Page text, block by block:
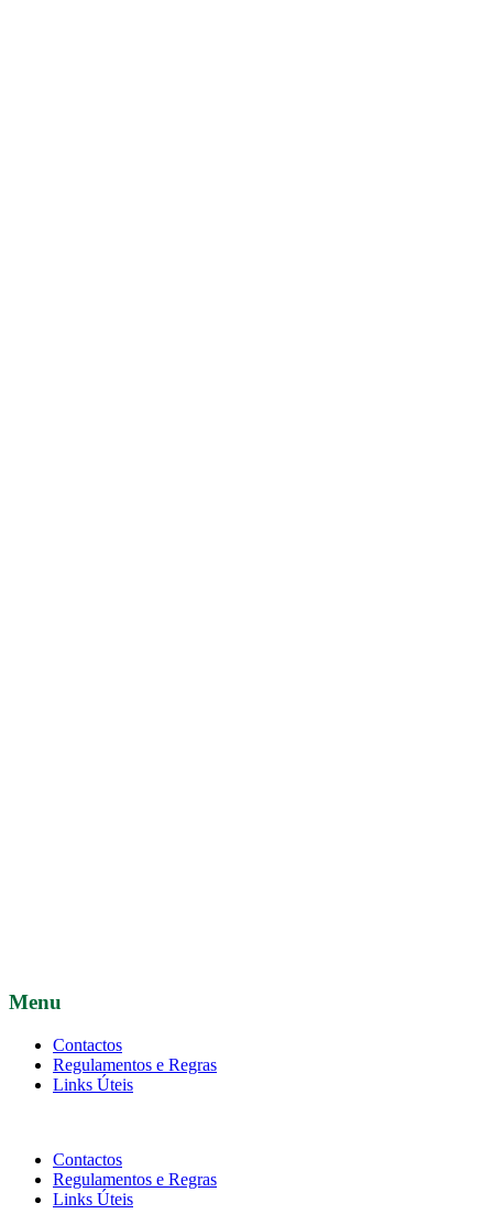
Menu
Contactos
Regulamentos e Regras
Links Úteis
Contactos
Regulamentos e Regras
Links Úteis